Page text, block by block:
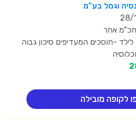
וגמל בע"מ
אחר
לילד -חוסכים המעדיפים סיכון גבוה
לקופה מובילה